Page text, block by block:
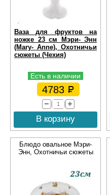
Ваза для фруктов на
ножке 23 см Мэри- Энн
(Mary- Anne), Охотничьи
сюжеты (Чехия)
Есть в наличии
4783
В корзину
Блюдо овальное Мэри-
Энн, Охотничьи сюжеты